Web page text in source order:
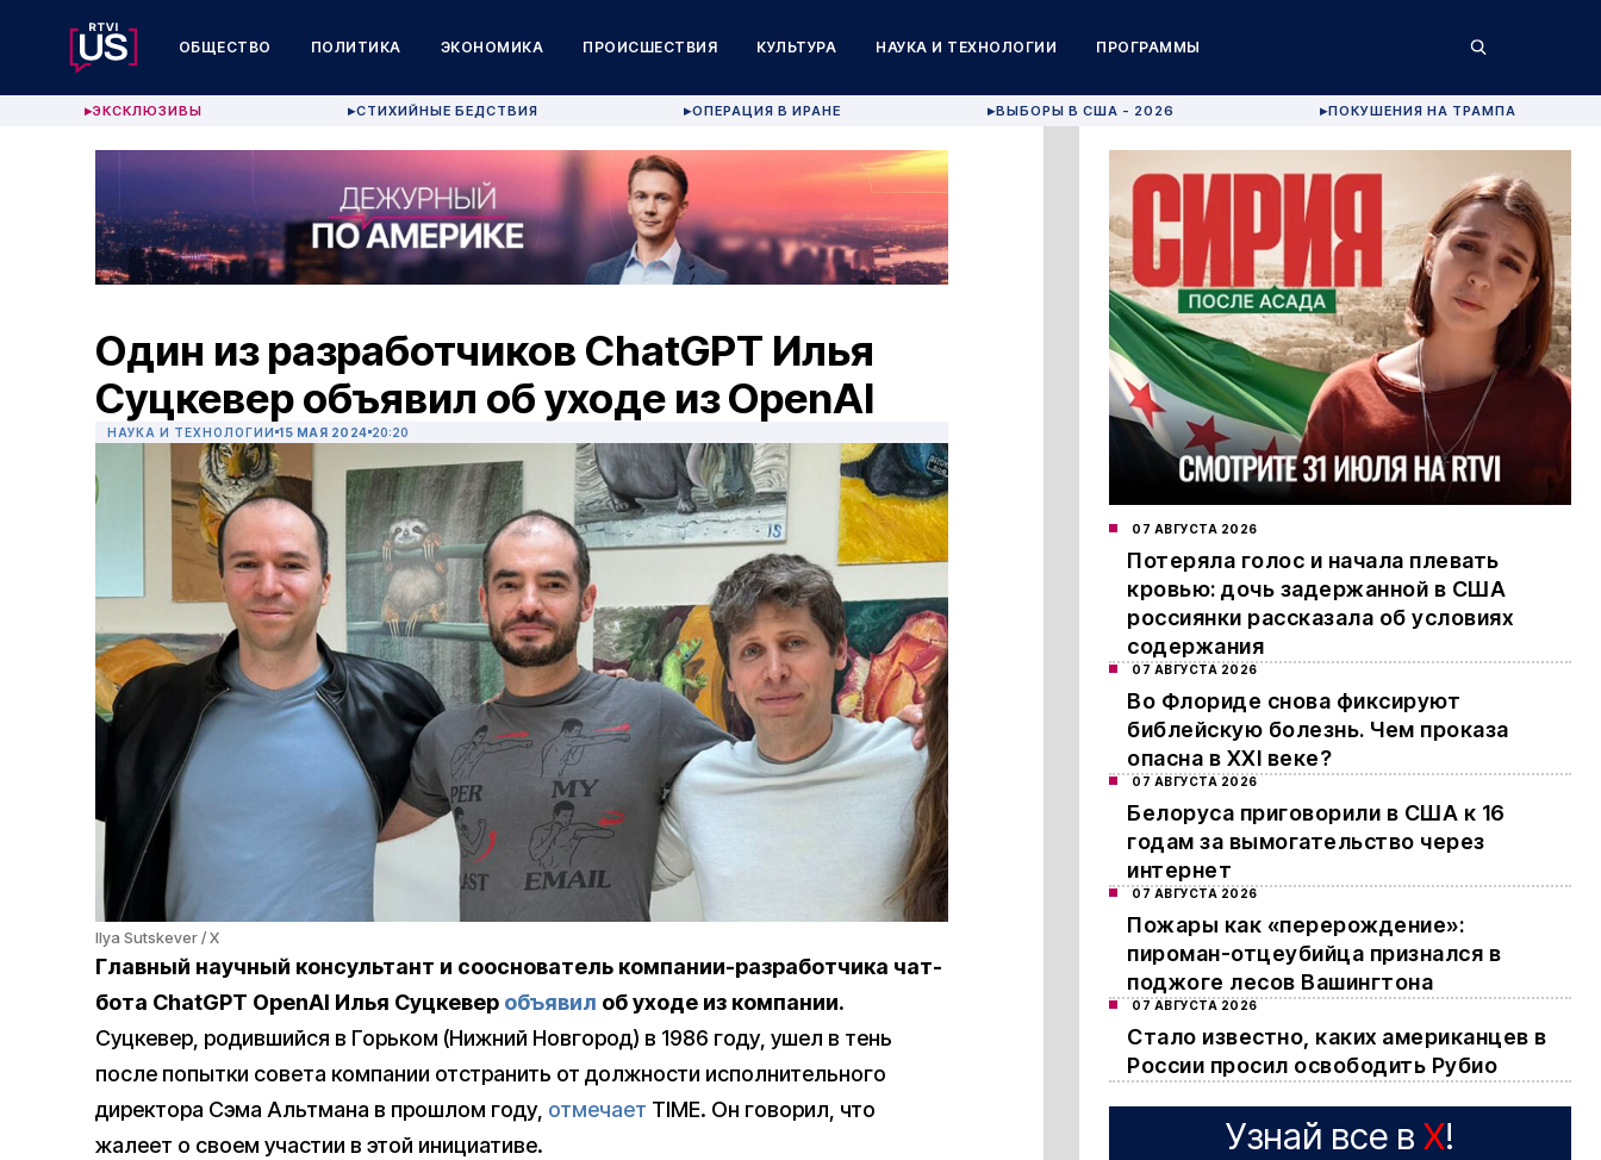
ОБЩЕСТВО ПОЛИТИКА ЭКОНОМИКА ПРОИСШЕСТВИЯ КУЛЬТУРА НАУКА И ТЕХНОЛОГИИ ПРОГРАММЫ
▶ЭКСКЛЮЗИВЫ ▶СТИХИЙНЫЕ БЕДСТВИЯ ▶ОПЕРАЦИЯ В ИРАНЕ ▶ВЫБОРЫ В США - 2026 ▶ПОКУШЕНИЯ НА ТРАМПА
Один из разработчиков ChatGPT Илья
Суцкевер объявил об уходе из OpenAI
НАУКА И ТЕХНОЛОГИИ 15 МАЯ 2024 20:20
Ilya Sutskever / X
Главный научный консультант и сооснователь компании-разработчика чат-
бота ChatGPT OpenAI Илья Суцкевер объявил об уходе из компании.
Суцкевер, родившийся в Горьком (Нижний Новгород) в 1986 году, ушел в тень
после попытки совета компании отстранить от должности исполнительного
директора Сэма Альтмана в прошлом году, отмечает TIME. Он говорил, что
жалеет о своем участии в этой инициативе.
07 АВГУСТА 2026
Потеряла голос и начала плевать
кровью: дочь задержанной в США
россиянки рассказала об условиях
содержания
07 АВГУСТА 2026
Во Флориде снова фиксируют
библейскую болезнь. Чем проказа
опасна в XXI веке?
07 АВГУСТА 2026
Белоруса приговорили в США к 16
годам за вымогательство через
интернет
07 АВГУСТА 2026
Пожары как «перерождение»:
пироман-отцеубийца признался в
поджоге лесов Вашингтона
07 АВГУСТА 2026
Стало известно, каких американцев в
России просил освободить Рубио
Узнай все в X!